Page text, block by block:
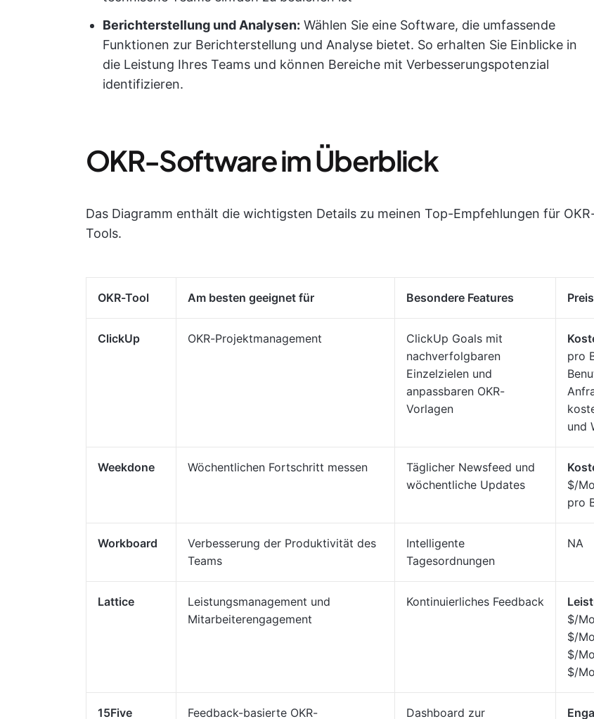
Berichterstellung und Analysen: Wählen Sie eine Software, die umfassende
Funktionen zur Berichterstellung und Analyse bietet. So erhalten Sie Einblicke in
die Leistung Ihres Teams und können Bereiche mit Verbesserungspotenzial
identifizieren.
OKR-Software im Überblick
Das Diagramm enthält die wichtigsten Details zu meinen Top-Empfehlungen für
Tools.
OKR-Tool Am besten geeignet für Besondere Features
ClickUp OKR-Projektmanagement
ClickUp Goals mit
nachverfolgbaren
Einzelzielen und
anpassbaren OKR-
Vorlagen
pro
und
Weekdone Wöchentlichen Fortschritt messen
Täglicher Newsfeed und
wöchentliche Updates
$/
pro
Workboard
Verbesserung der Produktivität des
Teams
Intelligente
Tagesordnungen
NA
Lattice
Leistungsmanagement und
Mitarbeiterengagement
Kontinuierliches Feedback
$/
$/
$/
$/
15Five Feedback-basierte OKR- Dashboard zur